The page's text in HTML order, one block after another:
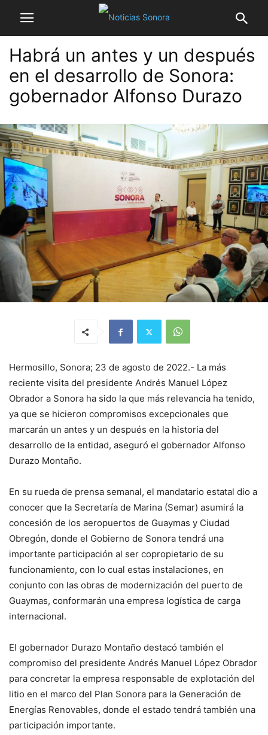
Habrá un antes y un después
en el desarrollo de Sonora:
gobernador Alfonso Durazo
Hermosillo, Sonora; 23 de agosto de 2022.- La más
reciente visita del presidente Andrés Manuel López
Obrador a Sonora ha sido la que más relevancia ha tenido,
ya que se hicieron compromisos excepcionales que
marcarán un antes y un después en la historia del
desarrollo de la entidad, aseguró el gobernador Alfonso
Durazo Montaño.
En su rueda de prensa semanal, el mandatario estatal dio a
conocer que la Secretaría de Marina (Semar) asumirá la
concesión de los aeropuertos de Guaymas y Ciudad
Obregón, donde el Gobierno de Sonora tendrá una
importante participación al ser copropietario de su
funcionamiento, con lo cual estas instalaciones, en
conjunto con las obras de modernización del puerto de
Guaymas, conformarán una empresa logística de carga
internacional.
El gobernador Durazo Montaño destacó también el
compromiso del presidente Andrés Manuel López Obrador
para concretar la empresa responsable de explotación del
litio en el marco del Plan Sonora para la Generación de
Energías Renovables, donde el estado tendrá también una
participación importante.